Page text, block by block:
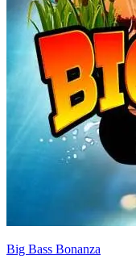
Big Bass Bonanza